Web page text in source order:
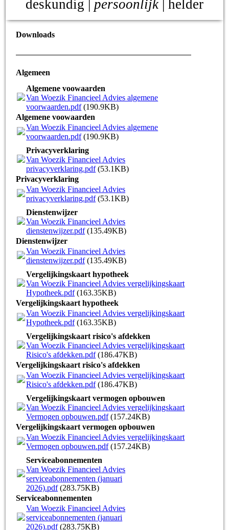
deskundig | persoonlijk | helder
Downloads
Algemeen
Algemene voowaarden
Van Woezik Financieel Advies algemene
voorwaarden.pdf(190.9KB)
Algemene voowaarden
Van Woezik Financieel Advies algemene
voorwaarden.pdf(190.9KB)
Privacyverklaring
Van Woezik Financieel Advies
privacyverklaring.pdf(53.1KB)
Privacyverklaring
Van Woezik Financieel Advies
privacyverklaring.pdf(53.1KB)
Dienstenwijzer
Van Woezik Financieel Advies
dienstenwijzer.pdf(135.49KB)
Dienstenwijzer
Van Woezik Financieel Advies
dienstenwijzer.pdf(135.49KB)
Vergelijkingskaart hypotheek
Van Woezik Financieel Advies vergelijkingskaart
Hypotheek.pdf(163.35KB)
Vergelijkingskaart hypotheek
Van Woezik Financieel Advies vergelijkingskaart
Hypotheek.pdf(163.35KB)
Vergelijkingskaart risico's afdekken
Van Woezik Financieel Advies vergelijkingskaart
Risico's afdekken.pdf(186.47KB)
Vergelijkingskaart risico's afdekken
Van Woezik Financieel Advies vergelijkingskaart
Risico's afdekken.pdf(186.47KB)
Vergelijkingskaart vermogen opbouwen
Van Woezik Financieel Advies vergelijkingskaart
Vermogen opbouwen.pdf(157.24KB)
Vergelijkingskaart vermogen opbouwen
Van Woezik Financieel Advies vergelijkingskaart
Vermogen opbouwen.pdf(157.24KB)
Serviceabonnementen
Van Woezik Financieel Advies
serviceabonnementen (januari
2026).pdf(283.75KB)
Serviceabonnementen
Van Woezik Financieel Advies
serviceabonnementen (januari
2026).pdf(283.75KB)